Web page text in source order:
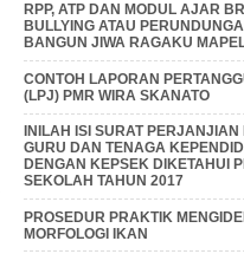
RPP, ATP DAN MODUL AJAR
BULLYING ATAU
BANGUN JIWA RAGAKU
CONTOH LAPORAN
(LPJ) PMR WIRA SKANATO
INILAH ISI SURAT
GURU DAN TENAGA
DENGAN KEPSEK DIKETAHUI
SEKOLAH TAHUN 2017
PROSEDUR PRAKTIK
MORFOLOGI IKAN